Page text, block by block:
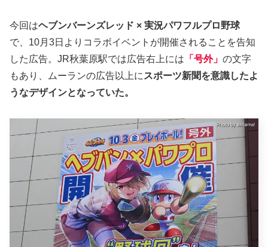
今回はヘブンバーンズレッド × 実況パワフルプロ野球
で、10月3日よりコラボイベントが開催されることを告知
した広告。JR秋葉原駅では広告右上には 「号外」 の文字
もあり、ムーランの広告以上に スポーツ新聞を意識したよ
うなデザインとなっていた。